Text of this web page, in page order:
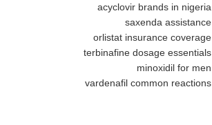
acyclovir brands in nigeria
saxenda assistance
orlistat insurance coverage
terbinafine dosage essentials
minoxidil for men
vardenafil common reactions